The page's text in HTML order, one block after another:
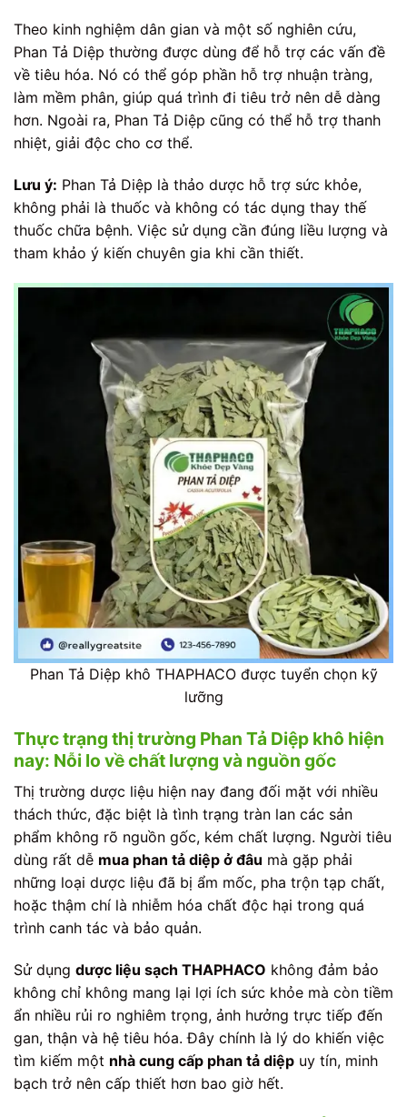
Theo kinh nghiệm dân gian và một số nghiên cứu,
Phan Tả Diệp thường được dùng để hỗ trợ các vấn đề
về tiêu hóa. Nó có thể góp phần hỗ trợ nhuận tràng,
làm mềm phân, giúp quá trình đi tiêu trở nên dễ dàng
hơn. Ngoài ra, Phan Tả Diệp cũng có thể hỗ trợ thanh
nhiệt, giải độc cho cơ thể.
Lưu ý: Phan Tả Diệp là thảo dược hỗ trợ sức khỏe,
không phải là thuốc và không có tác dụng thay thế
thuốc chữa bệnh. Việc sử dụng cần đúng liều lượng và
tham khảo ý kiến chuyên gia khi cần thiết.
Phan Tả Diệp khô THAPHACO được tuyển chọn kỹ
lưỡng
Thực trạng thị trường Phan Tả Diệp khô hiện
nay: Nỗi lo về chất lượng và nguồn gốc
Thị trường dược liệu hiện nay đang đối mặt với nhiều
thách thức, đặc biệt là tình trạng tràn lan các sản
phẩm không rõ nguồn gốc, kém chất lượng. Người tiêu
dùng rất dễ mua phan tả diệp ở đâu mà gặp phải
những loại dược liệu đã bị ẩm mốc, pha trộn tạp chất,
hoặc thậm chí là nhiễm hóa chất độc hại trong quá
trình canh tác và bảo quản.
Sử dụng dược liệu sạch THAPHACO không đảm bảo
không chỉ không mang lại lợi ích sức khỏe mà còn tiềm
ẩn nhiều rủi ro nghiêm trọng, ảnh hưởng trực tiếp đến
gan, thận và hệ tiêu hóa. Đây chính là lý do khiến việc
tìm kiếm một nhà cung cấp phan tả diệp uy tín, minh
bạch trở nên cấp thiết hơn bao giờ hết.